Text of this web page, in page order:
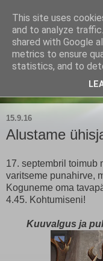
Kärla
Blogi Saaremaa
15.9.16
Alustame
17. septembril toimub
varitseme punahirve,
Koguneme oma
4.45. Kohtumiseni!
Kuuvalgus ja
This site uses
and to analyze
shared with Google
metrics to ensure
statistics, and to